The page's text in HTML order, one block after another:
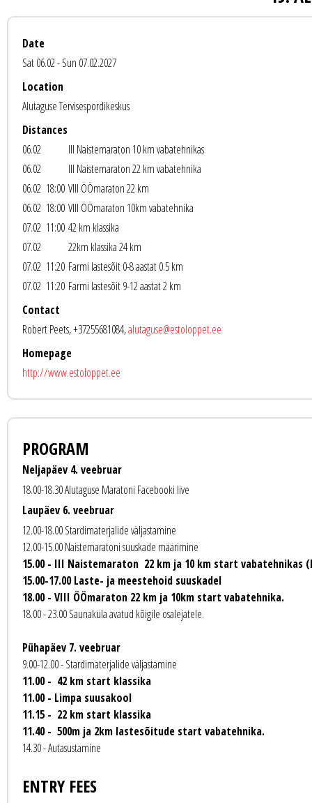
Date
Sat 06.02 - Sun 07.02.2027
Location
Alutaguse Tervisespordikeskus
Distances
06.02
III Naistemaraton 10 km vabatehnikas
06.02
III Naistemaraton 22 km vabatehnika
06.02 18:00 VIII ÖÖmaraton 22 km
06.02 18:00 VIII ÖÖmaraton 10km vabatehnika
07.02 11:00 42 km klassika
07.02
22km klassika 24 km
07.02 11:20 Farmi lastesõit 0-8 aastat 0.5 km
07.02 11:20 Farmi lastesõit 9-12 aastat 2 km
Contact
Robert Peets, +37255681084,alutaguse@estoloppet.ee
Homepage
http://www.estoloppet.ee
PROGRAM
Neljapäev 4. veebruar
18.00-18.30 Alutaguse Maratoni Facebooki live
Laupäev 6. veebruar
12.00-18.00 Stardimaterjalide väljastamine
12.00-15.00 Naistemaratoni suuskade määrimine
15.00 - III Naistemaraton 22 km ja 10 km start vabatehnikas
15.00-17.00 Laste- ja meestehoid suuskadel
18.00 - VIII ÖÖmaraton 22 km ja 10km start vabatehnika.
18.00 - 23.00 Saunaküla avatud kõigile osalejatele.
Pühapäev 7. veebruar
9.00-12.00 - Stardimaterjalide väljastamine
11.00 - 42 km start klassika
11.00 - Limpa suusakool
11.15 - 22 km start klassika
11.40 - 500m ja 2km lastesõitude start vabatehnika.
14.30 - Autasustamine
ENTRY FEES